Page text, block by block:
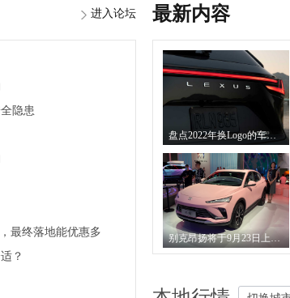
进入论坛
隐患
最终落地能优惠多
？
最新内容
盘点2022年换Logo的车企 为何扎堆换标
别克昂扬将于9月23日上市 预售15万元起